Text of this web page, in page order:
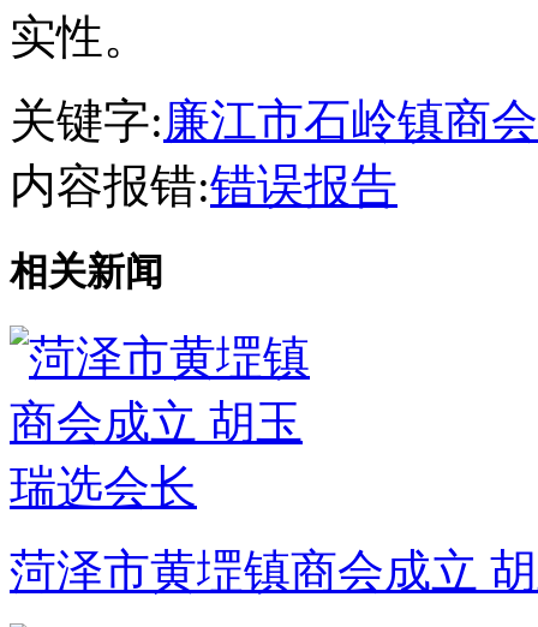
实性。
关键字:廉江市石岭镇商会
内容报错:错误报告
相关新闻
菏泽市黄堽镇商会成立